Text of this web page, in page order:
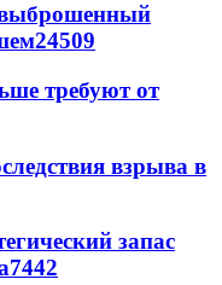
выброшенный
24509
требуют от
взрыва в
запас
7442